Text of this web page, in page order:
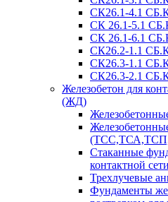
СК26.1-4.1
СК 26.1-5.1
СК 26.1-6.1
СК26.2-1.1
СК26.3-1.1
СК26.3-2.1
Железобетон для
(ЖД)
Стаканные
контактной
Трехлучевые
Фундаменты